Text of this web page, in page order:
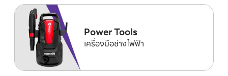
Power Tools
เครื่องมือช่างไฟฟ้า